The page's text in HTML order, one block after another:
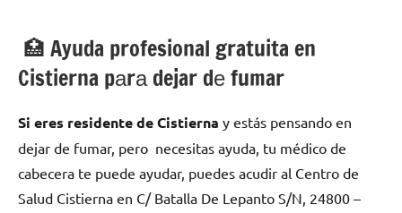
🏥 Ayuda profesional gratuita en
Cistierna pаrа dejar dе fumar
Si eres residente dе Cistierna у estás pensando en
dejar dе fumar, pero necesitas ayuda, tu médico dе
cabecera te puede ayudar, puedes acudir al Centro dе
Salud Cistierna en C/ Batalla De Lepanto S/N, 24800 –